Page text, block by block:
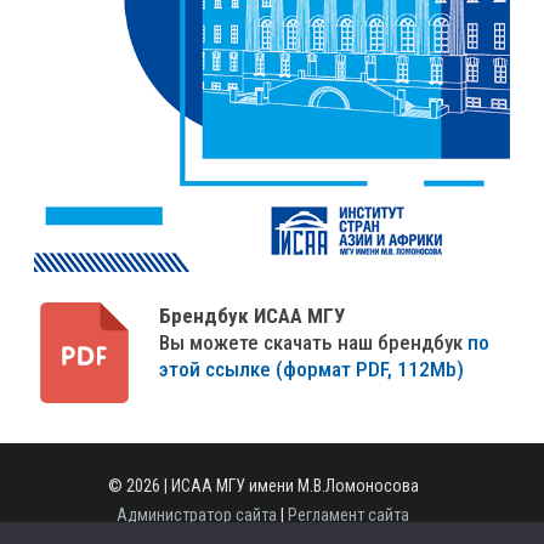
Брендбук ИСАА МГУ
Вы можете скачать наш брендбук по
этой ссылке (формат PDF, 112Mb)
© 2026 | ИСАА МГУ имени М.В.Ломоносова
Администратор сайта
Регламент сайта